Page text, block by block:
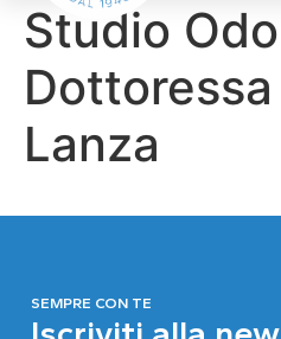
Studio
Lanza
SEMPRE CON TE